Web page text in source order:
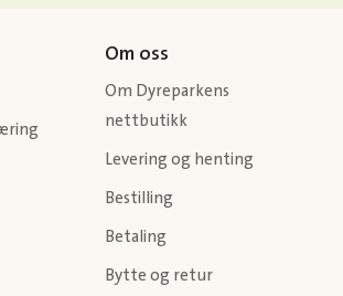
Om oss
Om Dyreparkens
nettbutikk
Levering og henting
Bestilling
Betaling
Bytte og retur